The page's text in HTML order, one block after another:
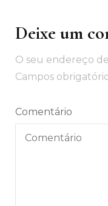
Deixe um
O seu endereço
Campos
Comentário